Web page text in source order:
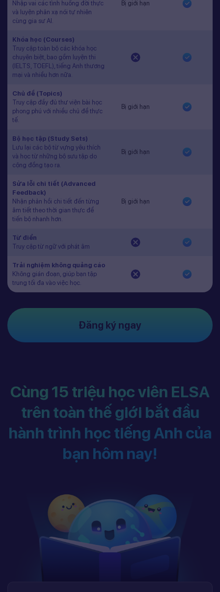
Nhập vai các tình huống đời thực
và luyện phản xạ nói tự nhiên
cùng gia sư AI.
Bị giới hạn
Khóa học (Courses)
Truy cập toàn bộ các khóa học
chuyên biệt, bao gồm luyện thi
(IELTS, TOEFL), tiếng Anh thương
mại và nhiều hơn nữa.
Chủ đề (Topics)
Truy cập đầy đủ thư viện bài học
phong phú với nhiều chủ đề thực
tế.
Bị giới hạn
Bộ học tập (Study Sets)
Lưu lại các bộ từ vựng yêu thích
và học từ những bộ sưu tập do
cộng đồng tạo ra.
Bị giới hạn
Sửa lỗi chi tiết (Advanced
Feedback)
Nhận phản hồi chi tiết đến từng
âm tiết theo thời gian thực để
tiến bộ nhanh hơn.
Bị giới hạn
Từ điển
Truy cập từ ngữ với phát âm
Trải nghiệm không quảng cáo
Không gián đoạn, giúp bạn tập
trung tối đa vào việc học.
Đăng ký ngay
Cùng 15 triệu học viên ELSA
trên toàn thế giới bắt đầu
hành trình học tiếng Anh của
bạn hôm nay!